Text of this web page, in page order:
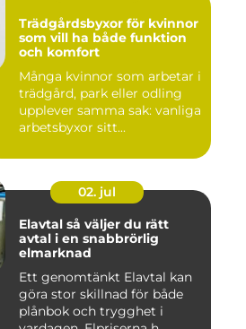
Trädgårdsbyxor för kvinnor
som vill ha både funktion
och komfort
Många kvinnor som arbetar i
trädgård, park eller odling
upplever samma sak: vanliga
arbetsbyxor sitt...
02. jul
Elavtal så väljer du rätt
avtal i en snabbrörlig
elmarknad
Ett genomtänkt Elavtal kan
göra stor skillnad för både
plånbok och trygghet i